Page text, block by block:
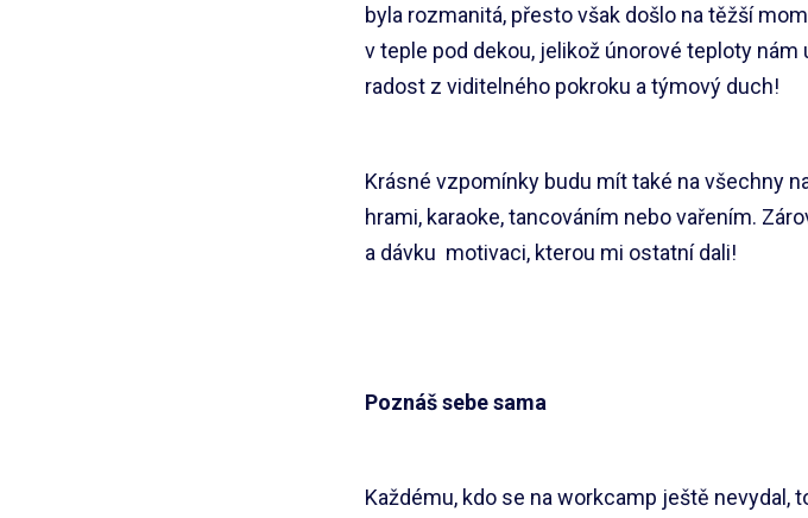
byla rozmanitá, přesto však došlo na těžší
v teple pod dekou, jelikož únorové teploty
radost z viditelného pokroku a týmový duch!
Krásné vzpomínky budu mít také na všechny
hrami, karaoke, tancováním nebo vařením.
a dávku motivaci, kterou mi ostatní dali!
Poznáš sebe sama
Každému, kdo se na workcamp ještě nevydal,